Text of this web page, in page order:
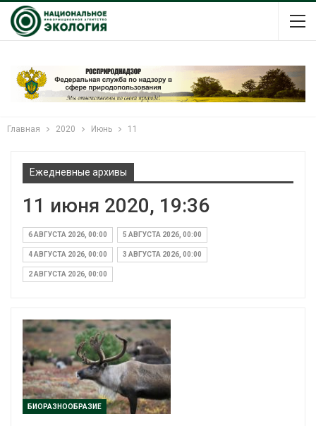
Главная 2020 Июнь 11
Ежедневные архивы
11 июня 2020, 19:36
6 АВГУСТА 2026, 00:00 5 АВГУСТА 2026, 00:00
4 АВГУСТА 2026, 00:00 3 АВГУСТА 2026, 00:00
2 АВГУСТА 2026, 00:00
БИОРАЗНООБРАЗИЕ